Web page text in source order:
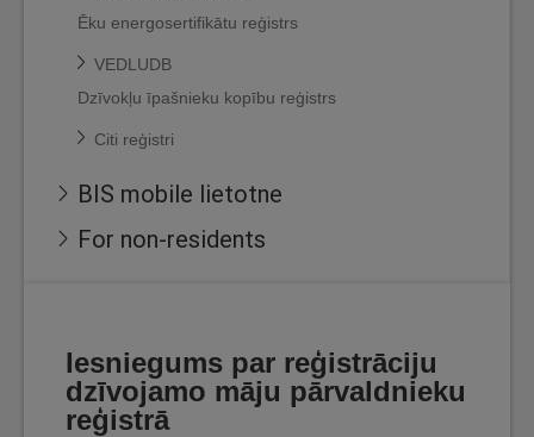
Ēku energosertifikātu reģistrs
VEDLUDB
Dzīvokļu īpašnieku kopību reģistrs
Citi reģistri
BIS mobile lietotne
For non-residents
Iesniegums par reģistrāciju
dzīvojamo māju pārvaldnieku
reģistrā